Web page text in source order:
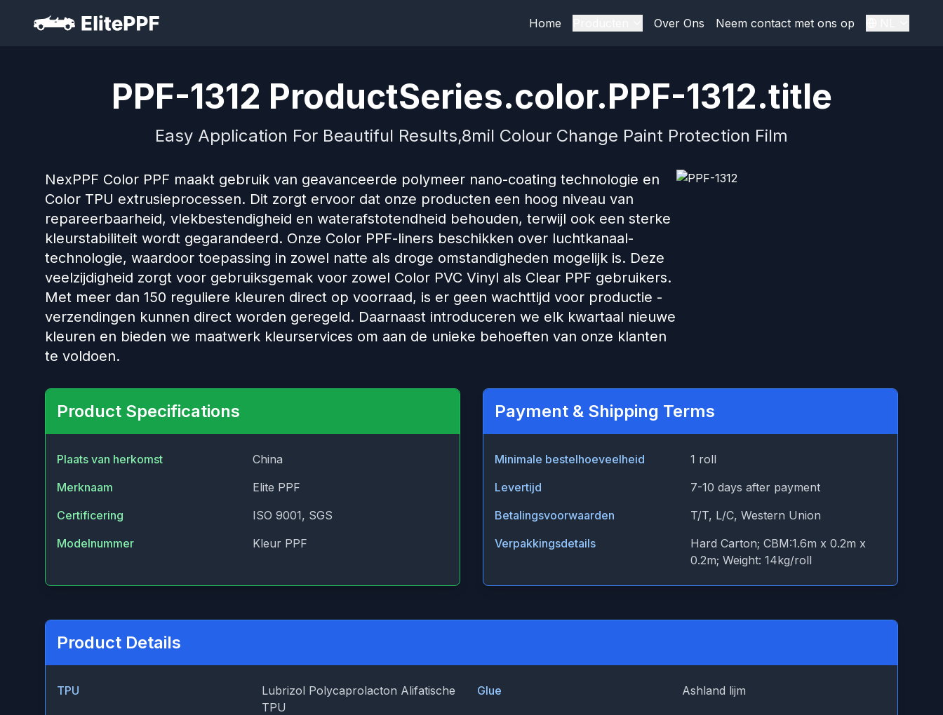
Home Over Ons Neem contact met ons op
PPF-1312 ProductSeries.color.PPF-1312.title
Easy Application For Beautiful Results,8mil Colour Change Paint Protection Film
NexPPF Color PPF maakt gebruik van geavanceerde polymeer nano-coating technologie en
Color TPU extrusieprocessen. Dit zorgt ervoor dat onze producten een hoog niveau van
repareerbaarheid, vlekbestendigheid en waterafstotendheid behouden, terwijl ook een sterke
kleurstabiliteit wordt gegarandeerd. Onze Color PPF-liners beschikken over luchtkanaal-
technologie, waardoor toepassing in zowel natte als droge omstandigheden mogelijk is. Deze
veelzijdigheid zorgt voor gebruiksgemak voor zowel Color PVC Vinyl als Clear PPF gebruikers.
Met meer dan 150 reguliere kleuren direct op voorraad, is er geen wachttijd voor productie -
verzendingen kunnen direct worden geregeld. Daarnaast introduceren we elk kwartaal nieuwe
kleuren en bieden we maatwerk kleurservices om aan de unieke behoeften van onze klanten
te voldoen.
Product Specifications
Plaats van herkomst
China
Merknaam
Elite PPF
Certificering
ISO 9001, SGS
Modelnummer
Kleur PPF
Payment & Shipping Terms
Minimale bestelhoeveelheid
1 roll
Levertijd
7-10 days after payment
Betalingsvoorwaarden
T/T, L/C, Western Union
Verpakkingsdetails
Hard Carton; CBM:1.6m x 0.2m x
0.2m; Weight: 14kg/roll
Product Details
TPU
Lubrizol Polycaprolacton Alifatische
TPU
Glue Ashland lijm